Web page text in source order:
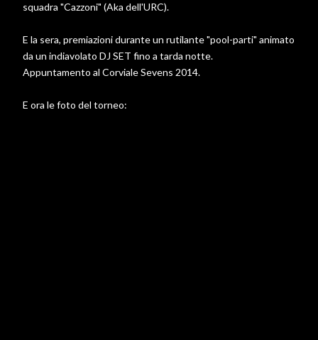
squadra "Cazzoni" (Aka dell'URC).
E la sera, premiazioni durante un rutilante "pool-parti" animato
da un indiavolato DJ SET fino a tarda notte.
Appuntamento al Corviale Sevens 2014.
E ora le foto del torneo: